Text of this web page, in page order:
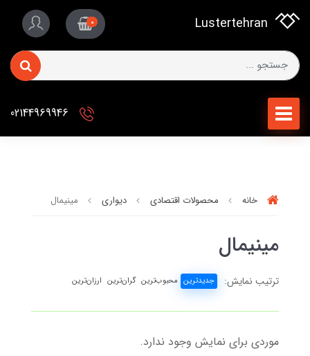
Lustertehran
0
خانه محصولات اقتصادی دیواری مینیمال
مینیمال
ترتیب نمایش: جدیدترین محبوب‌ترین گران‌ترین ارزان‌ترین
موردی برای نمایش وجود ندارد.